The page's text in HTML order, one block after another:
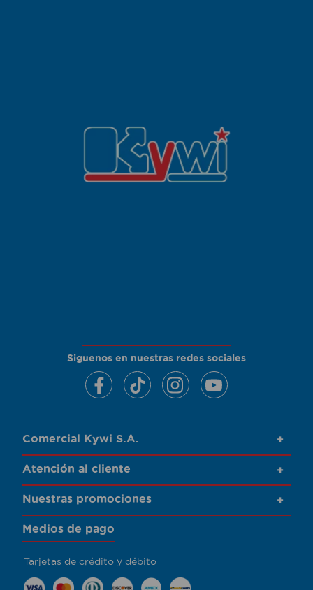
Siguenos en nuestras redes sociales
Comercial Kywi S.A. +
Atención al cliente +
Nuestras promociones +
Medios de pago
Tarjetas de crédito y débito